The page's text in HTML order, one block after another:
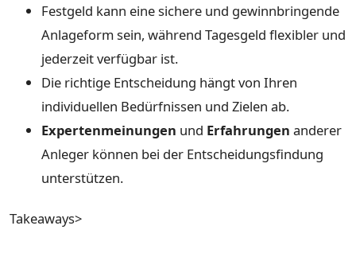
Festgeld kann eine sichere und gewinnbringende
Anlageform sein, während Tagesgeld flexibler und
jederzeit verfügbar ist.
Die richtige Entscheidung hängt von Ihren
individuellen Bedürfnissen und Zielen ab.
Expertenmeinungen und Erfahrungen anderer
Anleger können bei der Entscheidungsfindung
unterstützen.
Takeaways>